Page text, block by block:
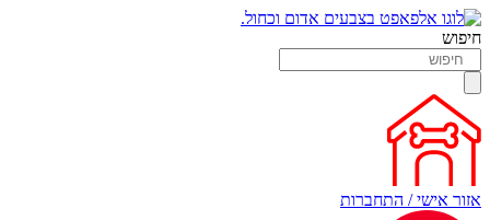
חיפוש
אזור אישי / התחברות